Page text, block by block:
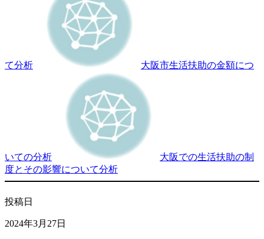
て分析 大阪市生活扶助の金額につ
いての分析
大阪での生活扶助の制
度とその影響について分析
投稿日
2024年3月27日